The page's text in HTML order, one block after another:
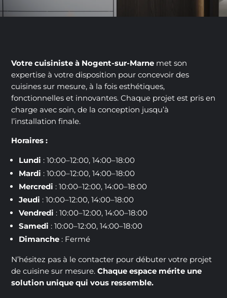
Votre cuisiniste à Nogent-sur-Marne met son
expertise à votre disposition pour concevoir des
cuisines sur mesure, à la fois esthétiques,
fonctionnelles et innovantes. Chaque projet est pris en
charge avec soin, de la conception jusqu’à
l’installation finale.
Horaires :
Lundi : 10:00–12:00, 14:00–18:00
Mardi : 10:00–12:00, 14:00–18:00
Mercredi : 10:00–12:00, 14:00–18:00
Jeudi : 10:00–12:00, 14:00–18:00
Vendredi : 10:00–12:00, 14:00–18:00
Samedi : 10:00–12:00, 14:00–18:00
Dimanche : Fermé
N’hésitez pas à le contacter pour débuter votre projet
de cuisine sur mesure.Chaque espace mérite une
solution unique qui vous ressemble.